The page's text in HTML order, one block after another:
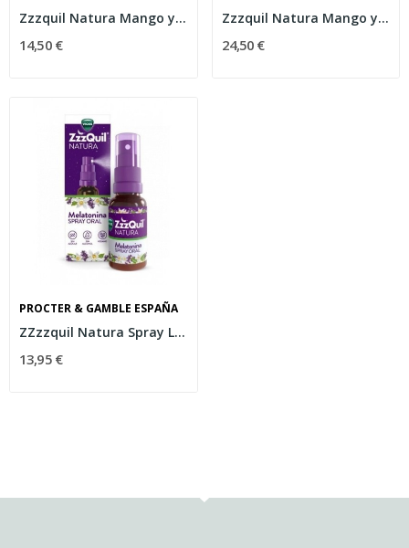
Zzzquil Natura Mango y Plátano 30 Gummies
14,50 €
Zzzquil Natura Mango y Plátano 60 Gummies
24,50 €
PROCTER & GAMBLE ESPAÑA
ZZzzquil Natura Spray Lavanda Naranja 30ml
13,95 €